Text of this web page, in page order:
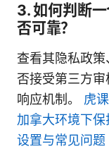
3. 如何判断
否可靠？
查看其隐私政
否接受第三方
响应机制。 虎
加拿大环境下保
设置与常见问题